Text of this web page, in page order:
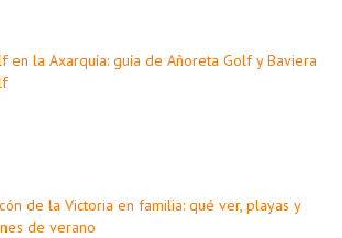
en la Axarquía: guía de Añoreta Golf y Baviera
de la Victoria en familia: qué ver, playas y
de verano